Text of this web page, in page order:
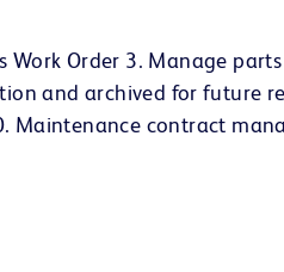
Order 3. Manage
and archived for future
Maintenance contract